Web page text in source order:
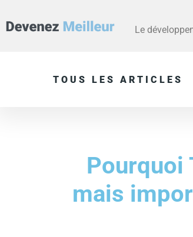
Le
TOUS LES ARTICLES
Pourquoi
mais